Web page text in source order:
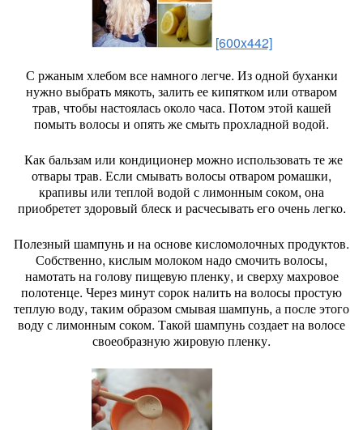
[600x442]
С ржаным хлебом все намного легче. Из одной буханки
нужно выбрать мякоть, залить ее кипятком или отваром
трав, чтобы настоялась около часа. Потом этой кашей
помыть волосы и опять же смыть прохладной водой.
Как бальзам или кондиционер можно использовать те же
отвары трав. Если смывать волосы отваром ромашки,
крапивы или теплой водой с лимонным соком, она
приобретет здоровый блеск и расчесывать его очень легко.
Полезный шампунь и на основе кисломолочных продуктов.
Собственно, кислым молоком надо смочить волосы,
намотать на голову пищевую пленку, и сверху махровое
полотенце. Через минут сорок налить на волосы простую
теплую воду, таким образом смывая шампунь, а после этого
воду с лимонным соком. Такой шампунь создает на волосе
своеобразную жировую пленку.